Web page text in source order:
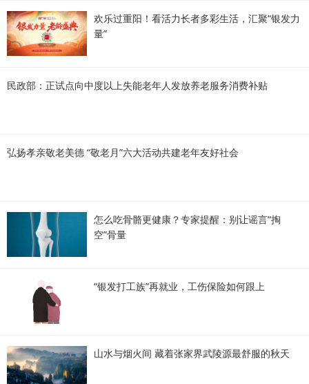
欢乐过重阳！看活力长者多彩生活，汇聚“银发力
量”
民政部：正试点向中度以上失能老年人发放养老服务消费补贴
弘扬孝亲敬老美德 “敬老月”六大活动共建老年友好社会
怎么吃骨骼更健康？专家提醒：别让谣言“掏
空”骨量
“银发打工族”再就业，工伤保险如何跟上
山水与烟火间 藏着张家界武陵源最舒服的秋天